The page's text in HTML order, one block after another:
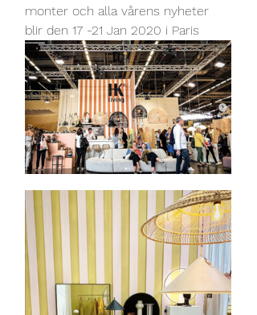
monter och alla vårens nyheter
blir den 17 -21 Jan 2020 i Paris